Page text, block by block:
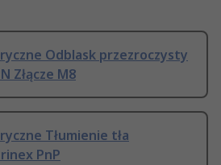
Odblask przezroczysty
Złącze M8
Tłumienie tła
PnP